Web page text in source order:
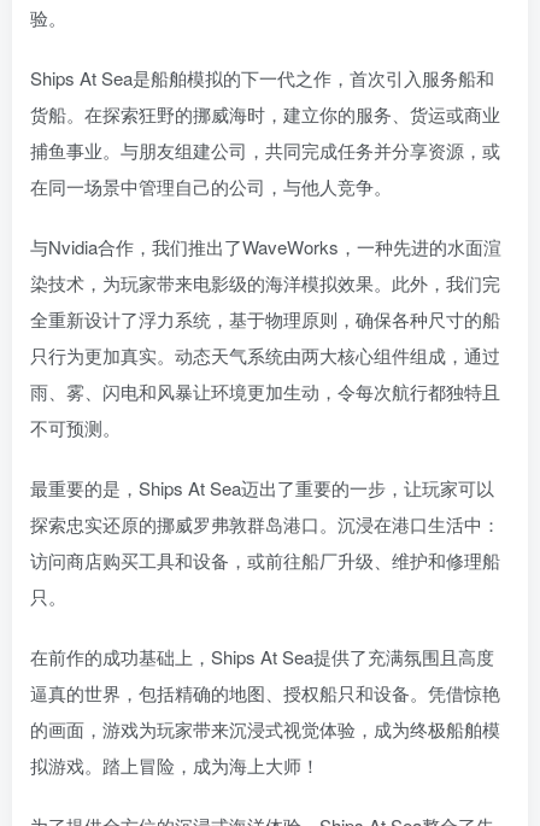
验。
Ships At Sea是船舶模拟的下一代之作，首次引入服务船和
货船。在探索狂野的挪威海时，建立你的服务、货运或商业
捕鱼事业。与朋友组建公司，共同完成任务并分享资源，或
在同一场景中管理自己的公司，与他人竞争。
与Nvidia合作，我们推出了WaveWorks，一种先进的水面渲
染技术，为玩家带来电影级的海洋模拟效果。此外，我们完
全重新设计了浮力系统，基于物理原则，确保各种尺寸的船
只行为更加真实。动态天气系统由两大核心组件组成，通过
雨、雾、闪电和风暴让环境更加生动，令每次航行都独特且
不可预测。
最重要的是，Ships At Sea迈出了重要的一步，让玩家可以
探索忠实还原的挪威罗弗敦群岛港口。沉浸在港口生活中：
访问商店购买工具和设备，或前往船厂升级、维护和修理船
只。
在前作的成功基础上，Ships At Sea提供了充满氛围且高度
逼真的世界，包括精确的地图、授权船只和设备。凭借惊艳
的画面，游戏为玩家带来沉浸式视觉体验，成为终极船舶模
拟游戏。踏上冒险，成为海上大师！